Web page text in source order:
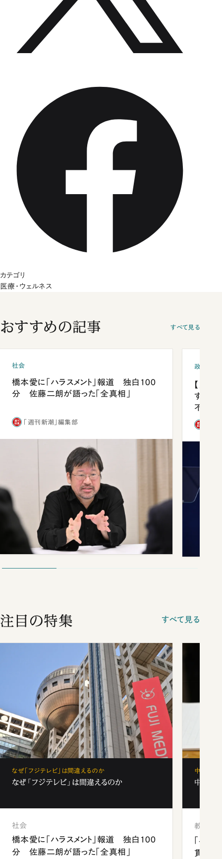
カテゴリ
医療・ウェルネス
おすすめの記事 すべて見る
社会
橋本愛に「ハラスメント」報道 独白100
分 佐藤二朗が語った「全真相」
「週刊新潮」編集部
政治
【内閣
する人
不仲説
注目の特集 すべて見る
なぜ「フジテレビ」は間違えるのか
なぜ「フジテレビ」は間違えるのか
社会
橋本愛に「ハラスメント」報道 独白100
分 佐藤二朗が語った「全真相」
中学受験
中学受
教育
「早
貫校へ